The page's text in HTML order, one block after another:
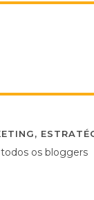
,
os bloggers